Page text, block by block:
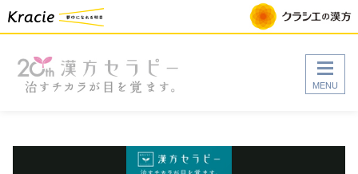
MENU